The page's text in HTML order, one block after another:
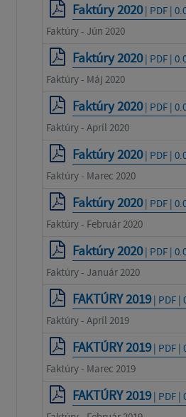
Faktúry 2020| PDF |
Faktúry - Jún 2020
Faktúry 2020| PDF |
Faktúry - Máj 2020
Faktúry 2020| PDF |
Faktúry - Apríl 2020
Faktúry 2020| PDF |
Faktúry - Marec 2020
Faktúry 2020| PDF |
Faktúry - Február 2020
Faktúry 2020| PDF |
Faktúry - Január 2020
FAKTÚRY 2019| PDF |
Faktúry - Apríl 2019
FAKTÚRY 2019| PDF |
Faktúry - Marec 2019
FAKTÚRY 2019| PDF |